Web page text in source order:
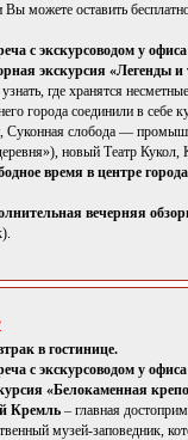
можете оставить
с экскурсоводом у
экскурсия «Легенды
где хранятся
города соединили в себе
слобода —
новый Театр
время в центре
вечерняя
в гостинице.
с экскурсоводом у
«Белокаменная
Кремль – главная
музей-заповедник,